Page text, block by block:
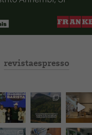
revistaespresso